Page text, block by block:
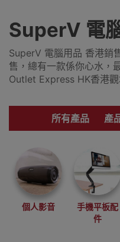
SuperV 電
SuperV 電腦用品 香港銷
售，總有一款係你心水，
Outlet Express HK香港
所有產品 產
個人影音
手機平板配
件